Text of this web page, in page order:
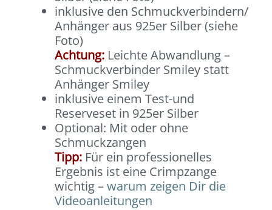
inklusive den Schmuckverbindern/
Anhänger aus 925er Silber (siehe
Foto)
Achtung: Leichte Abwandlung –
Schmuckverbinder Smiley statt
Anhänger Smiley
inklusive einem Test-und
Reserveset in 925er Silber
Optional: Mit oder ohne
Schmuckzangen
Tipp: Für ein professionelles
Ergebnis ist eine Crimpzange
wichtig –warum zeigen Dir die
Videoanleitungen